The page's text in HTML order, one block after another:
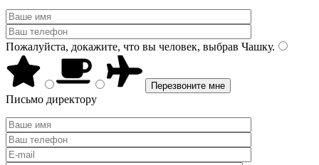
Пожалуйста, докажите, что вы человек, выбрав Чашку.
Письмо директору